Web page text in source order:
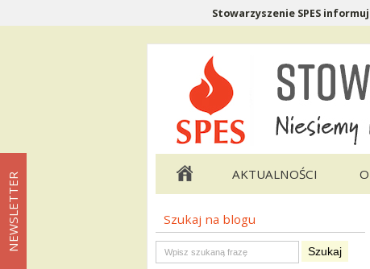
Stowarzyszenie SPES
Menu pomocnicze
Menu główne
AKTUALNOŚCI
Menu podstrony Blog
Szukaj na blogu
Szukaj na blogu
NEWSLETTER